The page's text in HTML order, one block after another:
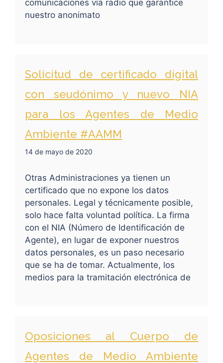
comunicaciones vía radio que garantice
nuestro anonimato
Solicitud de certificado digital
con seudónimo y nuevo NIA
para los Agentes de Medio
Ambiente #AAMM
14 de mayo de 2020
Otras Administraciones ya tienen un
certificado que no expone los datos
personales. Legal y técnicamente posible,
solo hace falta voluntad política. La firma
con el NIA (Número de Identificación de
Agente), en lugar de exponer nuestros
datos personales, es un paso necesario
que se ha de tomar. Actualmente, los
medios para la tramitación electrónica de
Oposiciones al Cuerpo de
Agentes de Medio Ambiente